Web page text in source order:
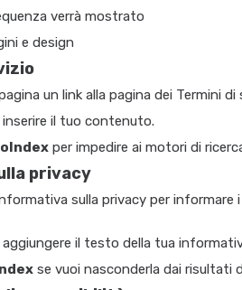
verrà mostrato
e design
un link alla pagina dei Termini di
inserire il tuo contenuto.
per impedire ai motori di
privacy
sulla privacy per
aggiungere il testo della tua
se vuoi nasconderla dai risultati